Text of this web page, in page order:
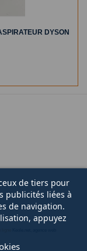
DYSON
de tiers pour
publicités liées à
de navigation.
appuyez